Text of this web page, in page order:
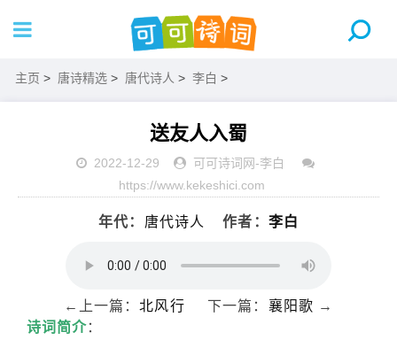
主页 > 唐诗精选 > 唐代诗人 > 李白 >
送友人入蜀
2022-12-29 可可诗词网-李白
https://www.kekeshici.com
年代： 唐代诗人 作者： 李白
←上一篇：北风行 下一篇： 襄阳歌 →
诗词简介：